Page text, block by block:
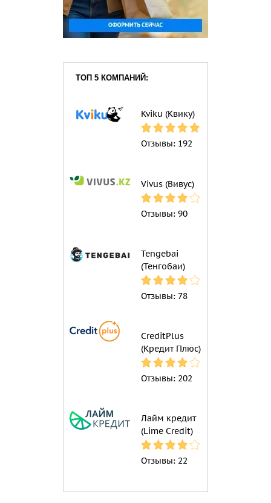
ТОП 5 КОМПАНИЙ:
Kviku (Квику)
Отзывы: 192
Vivus (Вивус)
Отзывы: 90
Tengebai
(Тенгобаи)
Отзывы: 78
CreditPlus
(Кредит Плюс)
Отзывы: 202
Лайм кредит
(Lime Credit)
Отзывы: 22